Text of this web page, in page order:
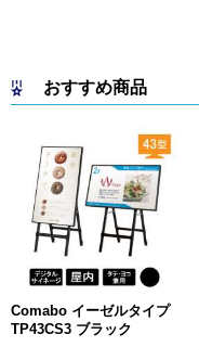
おすすめ商品
Comabo イーゼルタイプ
TP43CS3 ブラック